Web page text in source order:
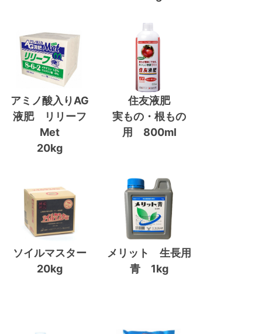
アミノ酸入りAG
液肥 リリーフ
Met
20kg
住友液肥
実もの・根もの
用 800ml
ソイルマスター
20kg
メリット 生長用
青 1kg